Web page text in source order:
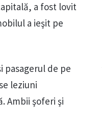
a fost lovit
a ieşit pe
pasagerul de pe
leziuni
Ambii şoferi şi